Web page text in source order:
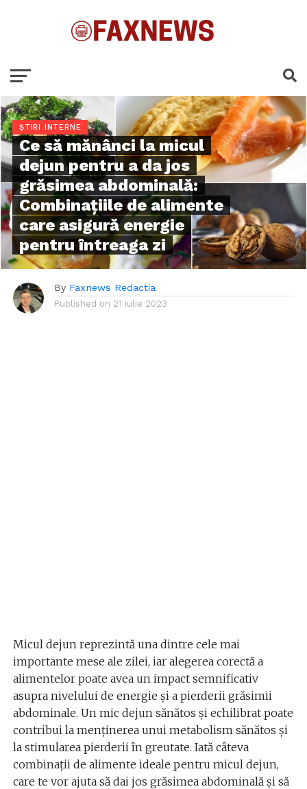
ȘTIRI INTERNE
Ce să mănânci la micul
dejun pentru a da jos
grăsimea abdominală:
Combinațiile de alimente
care asigură energie
pentru întreaga zi
By Faxnews Redactia
Published on 21 iulie 2023
Micul dejun reprezintă una dintre cele mai
importante mese ale zilei, iar alegerea corectă a
alimentelor poate avea un impact semnificativ
asupra nivelului de energie și a pierderii grăsimii
abdominale. Un mic dejun sănătos și echilibrat poate
contribui la menținerea unui metabolism sănătos și
la stimularea pierderii în greutate. Iată câteva
combinații de alimente ideale pentru micul dejun,
care te vor ajuta să dai jos grăsimea abdominală și să